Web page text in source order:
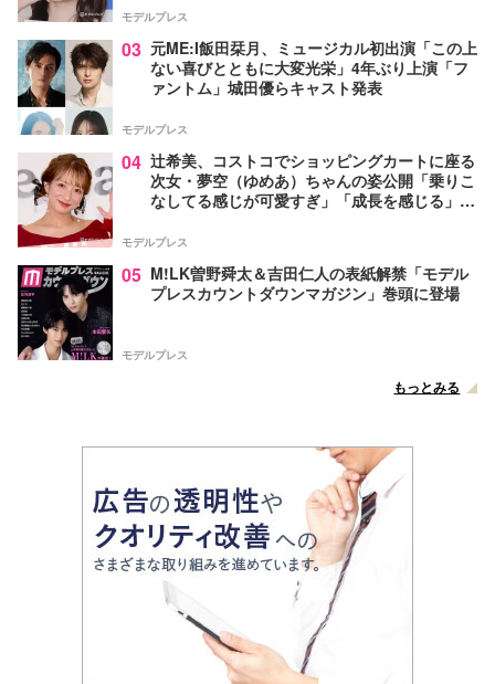
モデルプレス
03 元ME:I飯田栞月、ミュージカル初出演「この上
ない喜びとともに大変光栄」4年ぶり上演「フ
ァントム」城田優らキャスト発表
モデルプレス
04 辻希美、コストコでショッピングカートに座る
次女・夢空（ゆめあ）ちゃんの姿公開「乗りこ
なしてる感じが可愛すぎ」「成長を感じる」の
モデルプレス
05 M!LK曽野舜太＆吉田仁人の表紙解禁「モデル
プレスカウントダウンマガジン」巻頭に登場
モデルプレス
もっとみる